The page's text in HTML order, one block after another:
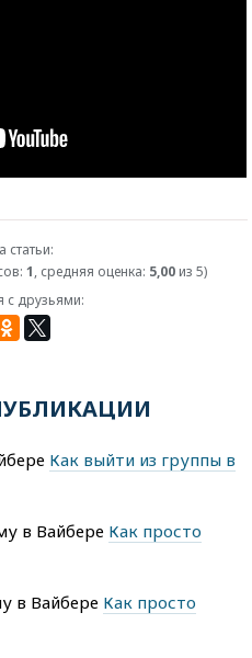
статьи:
1, средняя оценка: 5,00 из 5)
с друзьями:
Как выйти из группы в
Как просто
Как просто